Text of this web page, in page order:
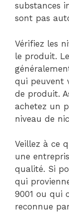
substances
sont pas
Vérifiez les
le produit.
qui peuvent
de produit.
achetez un
niveau de
Veillez à ce
une
qualité. Si
qui
9001 ou qui
reconnue